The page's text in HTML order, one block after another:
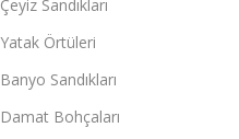
Çeyiz Sandıkları
Yatak Örtüleri
Banyo Sandıkları
Damat Bohçaları